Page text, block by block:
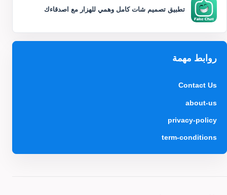
تطبيق تصميم شات كامل وهمي للهزار مع اصدقاءك
روابط مهمة
Contact Us
about-us
privacy-policy
term-conditions